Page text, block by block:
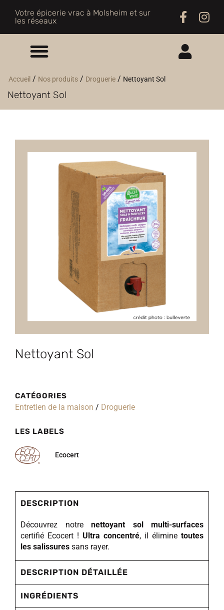
Votre épicerie vrac à Molsheim et sur
les réseaux
ME CONNECTER
Accueil / Nos produits / Droguerie / Nettoyant Sol
Nettoyant Sol
Nettoyant Sol
CATÉGORIES
Entretien de la maison / Droguerie
LES LABELS
Ecocert
DESCRIPTION
Découvrez notre nettoyant sol multi-surfaces
certifié Ecocert ! Ultra concentré, il élimine toutes
les salissures sans rayer.
DESCRIPTION DÉTAILLÉE
INGRÉDIENTS